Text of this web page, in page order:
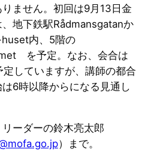
ません。初回は9月13日金
地下鉄駅Rådmansgatanか
内、5階の
を予定。なお、会合は
定していますが、講師の都合
6時以降からになる見通し
ーダーの鈴木亮太郎
）まで。